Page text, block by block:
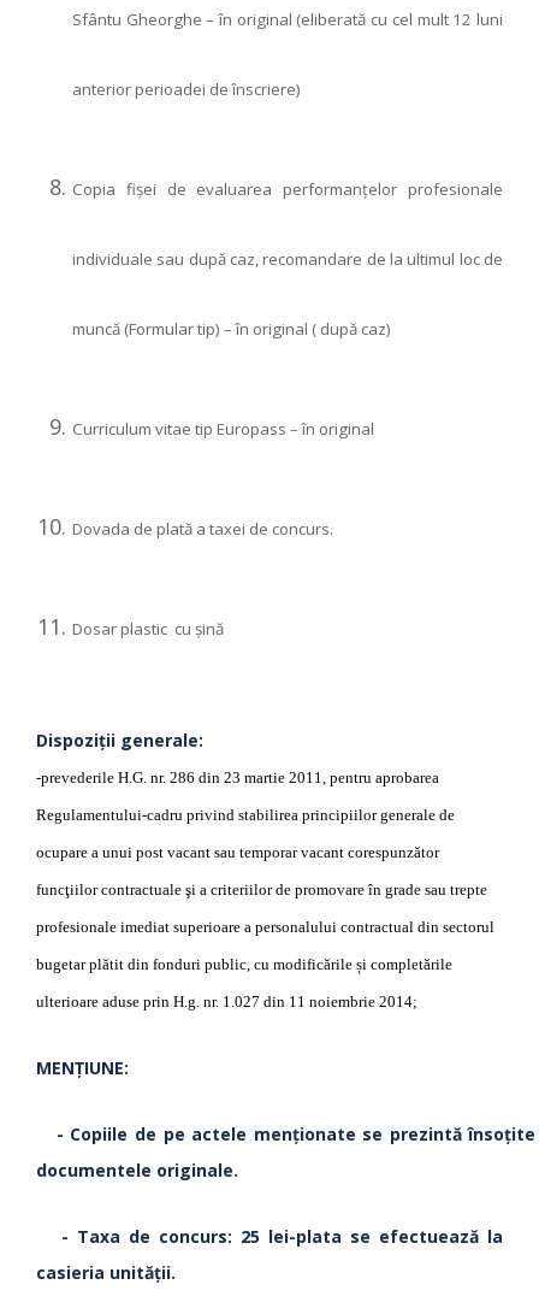
Sfântu Gheorghe – în original (eliberată cu cel mult 12 luni
anterior perioadei de înscriere)
Copia fişei de evaluarea performanţelor profesionale
individuale sau după caz, recomandare de la ultimul loc de
muncă (Formular tip) – în original ( după caz)
Curriculum vitae tip Europass – în original
Dovada de plată a taxei de concurs.
Dosar plastic cu şină
Dispoziții generale:
-prevederile H.G. nr. 286 din 23 martie 2011, pentru aprobarea
Regulamentului-cadru privind stabilirea principiilor generale de
ocupare a unui post vacant sau temporar vacant corespunzător
funcţiilor contractuale şi a criteriilor de promovare în grade sau trepte
profesionale imediat superioare a personalului contractual din sectorul
bugetar plătit din fonduri public, cu modificările și completările
ulterioare aduse prin H.g. nr. 1.027 din 11 noiembrie 2014;
MENŢIUNE:
- Copiile de pe actele menţionate se prezintă
documentele originale.
- Taxa de concurs: 25 lei-plata se efectuează la
casieria unităţii.